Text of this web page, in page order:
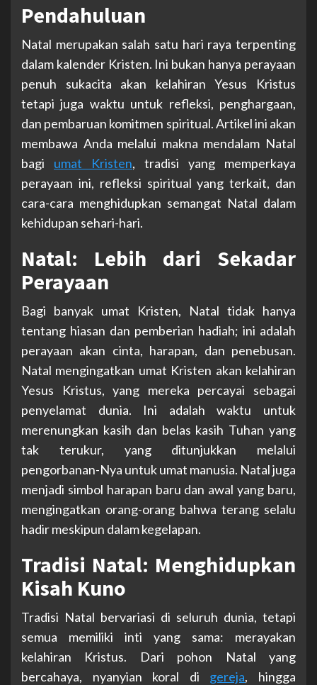
Pendahuluan
Natal merupakan salah satu hari raya terpenting
dalam kalender Kristen. Ini bukan hanya perayaan
penuh sukacita akan kelahiran Yesus Kristus
tetapi juga waktu untuk refleksi, penghargaan,
dan pembaruan komitmen spiritual. Artikel ini akan
membawa Anda melalui makna mendalam Natal
bagi umat Kristen, tradisi yang memperkaya
perayaan ini, refleksi spiritual yang terkait, dan
cara-cara menghidupkan semangat Natal dalam
kehidupan sehari-hari.
Natal: Lebih dari Sekadar
Perayaan
Bagi banyak umat Kristen, Natal tidak hanya
tentang hiasan dan pemberian hadiah; ini adalah
perayaan akan cinta, harapan, dan penebusan.
Natal mengingatkan umat Kristen akan kelahiran
Yesus Kristus, yang mereka percayai sebagai
penyelamat dunia. Ini adalah waktu untuk
merenungkan kasih dan belas kasih Tuhan yang
tak terukur, yang ditunjukkan melalui
pengorbanan-Nya untuk umat manusia. Natal juga
menjadi simbol harapan baru dan awal yang baru,
mengingatkan orang-orang bahwa terang selalu
hadir meskipun dalam kegelapan.
Tradisi Natal: Menghidupkan
Kisah Kuno
Tradisi Natal bervariasi di seluruh dunia, tetapi
semua memiliki inti yang sama: merayakan
kelahiran Kristus. Dari pohon Natal yang
bercahaya, nyanyian koral di gereja, hingga